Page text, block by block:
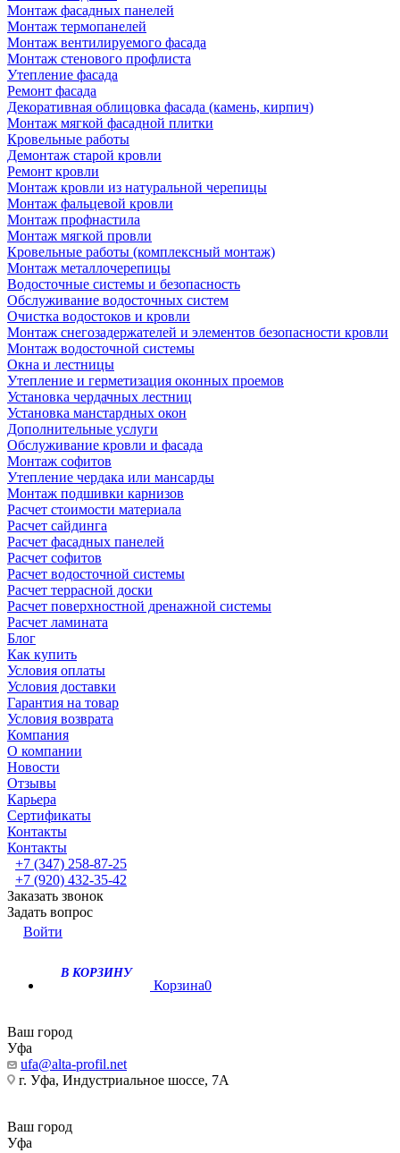
Монтаж фасадных панелей
Монтаж термопанелей
Монтаж вентилируемого фасада
Монтаж стенового профлиста
Утепление фасада
Ремонт фасада
Декоративная облицовка фасада (камень, кирпич)
Монтаж мягкой фасадной плитки
Кровельные работы
Демонтаж старой кровли
Ремонт кровли
Монтаж кровли из натуральной черепицы
Монтаж фальцевой кровли
Монтаж профнастила
Монтаж мягкой провли
Кровельные работы (комплексный монтаж)
Монтаж металлочерепицы
Водосточные системы и безопасность
Обслуживание водосточных систем
Очистка водостоков и кровли
Монтаж снегозадержателей и элементов безопасности кровли
Монтаж водосточной системы
Окна и лестницы
Утепление и герметизация оконных проемов
Установка чердачных лестниц
Установка манстардных окон
Дополнительные услуги
Обслуживание кровли и фасада
Монтаж софитов
Утепление чердака или мансарды
Монтаж подшивки карнизов
Расчет стоимости материала
Расчет сайдинга
Расчет фасадных панелей
Расчет софитов
Расчет водосточной системы
Расчет террасной доски
Расчет поверхностной дренажной системы
Расчет ламината
Блог
Как купить
Условия оплаты
Условия доставки
Гарантия на товар
Условия возврата
Компания
О компании
Новости
Отзывы
Карьера
Сертификаты
Контакты
Контакты
+7 (347) 258-87-25
+7 (920) 432-35-42
Заказать звонок
Задать вопрос
Войти
В КОРЗИНУ
Корзина0
Ваш город
Уфа
ufa@alta-profil.net
г. Уфа, Индустриальное шоссе, 7А
Ваш город
Уфа